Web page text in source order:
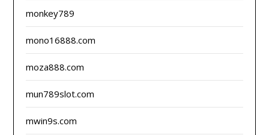
monkey789
mono16888.com
moza888.com
mun789slot.com
mwin9s.com